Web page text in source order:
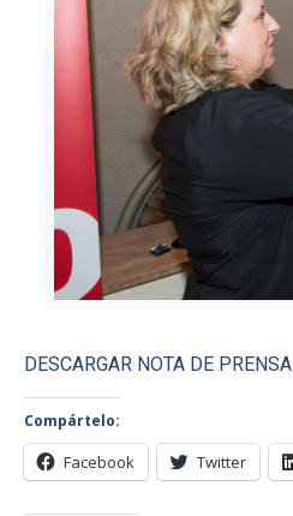
DESCARGAR NOTA DE PRENSA
Compártelo:
Facebook Twitter